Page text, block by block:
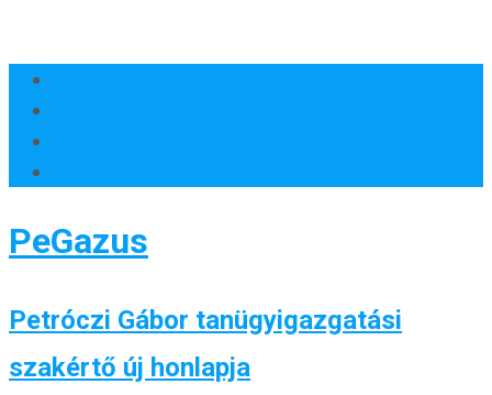
PeGazus
Petróczi Gábor tanügyigazgatási
szakértő új honlapja